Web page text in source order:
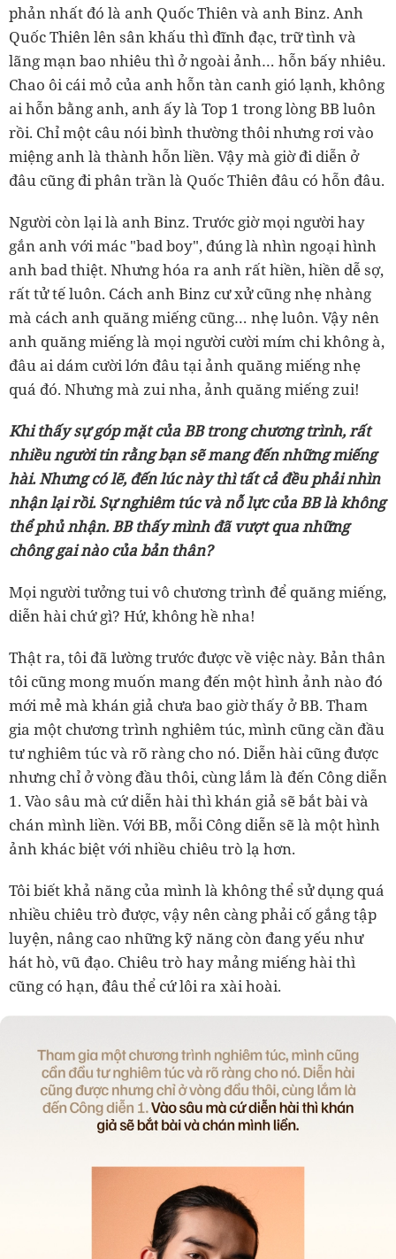
phản nhất đó là anh Quốc Thiên và anh Binz. Anh
Quốc Thiên lên sân khấu thì đĩnh đạc, trữ tình và
lãng mạn bao nhiêu thì ở ngoài ảnh… hỗn bấy nhiêu.
Chao ôi cái mỏ của anh hỗn tàn canh gió lạnh, không
ai hỗn bằng anh, anh ấy là Top 1 trong lòng BB luôn
rồi. Chỉ một câu nói bình thường thôi nhưng rơi vào
miệng anh là thành hỗn liền. Vậy mà giờ đi diễn ở
đâu cũng đi phân trần là Quốc Thiên đâu có hỗn đâu.
Người còn lại là anh Binz. Trước giờ mọi người hay
gắn anh với mác "bad boy", đúng là nhìn ngoại hình
anh bad thiệt. Nhưng hóa ra anh rất hiền, hiền dễ sợ,
rất tử tế luôn. Cách anh Binz cư xử cũng nhẹ nhàng
mà cách anh quăng miếng cũng… nhẹ luôn. Vậy nên
anh quăng miếng là mọi người cười mím chi không à,
đâu ai dám cười lớn đâu tại ảnh quăng miếng nhẹ
quá đó. Nhưng mà zui nha, ảnh quăng miếng zui!
Khi thấy sự góp mặt của BB trong chương trình, rất
nhiều người tin rằng bạn sẽ mang đến những miếng
hài. Nhưng có lẽ, đến lúc này thì tất cả đều phải nhìn
nhận lại rồi. Sự nghiêm túc và nỗ lực của BB là không
thể phủ nhận. BB thấy mình đã vượt qua những
chông gai nào của bản thân?
Mọi người tưởng tui vô chương trình để quăng miếng,
diễn hài chứ gì? Hứ, không hề nha!
Thật ra, tôi đã lường trước được về việc này. Bản thân
tôi cũng mong muốn mang đến một hình ảnh nào đó
mới mẻ mà khán giả chưa bao giờ thấy ở BB. Tham
gia một chương trình nghiêm túc, mình cũng cần đầu
tư nghiêm túc và rõ ràng cho nó. Diễn hài cũng được
nhưng chỉ ở vòng đầu thôi, cùng lắm là đến Công diễn
1. Vào sâu mà cứ diễn hài thì khán giả sẽ bắt bài và
chán mình liền. Với BB, mỗi Công diễn sẽ là một hình
ảnh khác biệt với nhiều chiêu trò lạ hơn.
Tôi biết khả năng của mình là không thể sử dụng quá
nhiều chiêu trò được, vậy nên càng phải cố gắng tập
luyện, nâng cao những kỹ năng còn đang yếu như
hát hò, vũ đạo. Chiêu trò hay mảng miếng hài thì
cũng có hạn, đâu thể cứ lôi ra xài hoài.